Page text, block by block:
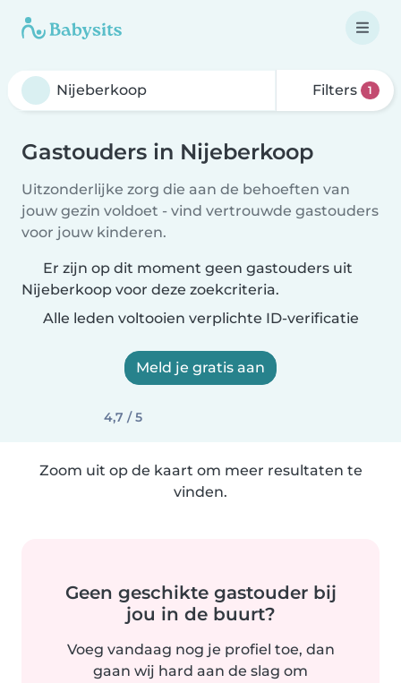
Filters 1
Gastouders in Nijeberkoop
Uitzonderlijke zorg die aan de behoeften van
jouw gezin voldoet - vind vertrouwde gastouders
voor jouw kinderen.
Er zijn op dit moment geen gastouders uit
Nijeberkoop voor deze zoekcriteria.
Alle leden voltooien verplichte ID-verificatie
Meld je gratis aan
4,7 / 5
Zoom uit op de kaart om meer resultaten te
vinden.
Geen geschikte gastouder bij
jou in de buurt?
Voeg vandaag nog je profiel toe, dan
gaan wij hard aan de slag om